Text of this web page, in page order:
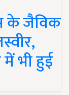
के जैविक
भी हुई